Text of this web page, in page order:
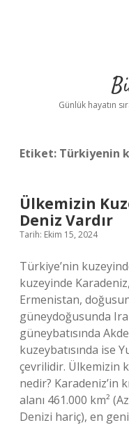
Günlük hayatın
Etiket: Türkiyenin
Ülkemizin
Deniz Vardır
Tarih: Ekim 15, 2024
Türkiye’nin
kuzeyinde
Ermenistan,
güneydoğusunda
güneybatısında
kuzeybatısında ise
çevrilidir. Ülkemizin
nedir? Karadeniz’in
alanı 461.000 km²
Denizi hariç), en